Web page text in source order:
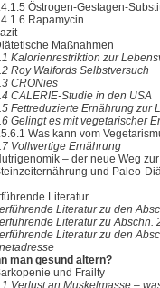
Östrogen-Gestagen-
Rapamycin
Maßnahmen
Kalorienrestriktion zur
Roy Walfords Selbstversuch
CRONies
CALERIE-Studie in den USA
Fettreduzierte Ernährung zur
Gelingt es mit vegetarischer
Was kann vom
Vollwertige Ernährung
– der neue Weg
und Paleo-
Literatur
Literatur zu den
Literatur zu Abschn.
Literatur zu den
man gesund altern?
und Frailty
Verlust an Muskelmasse –